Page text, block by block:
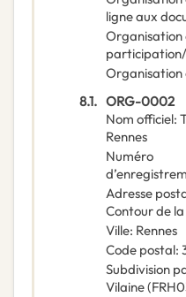
ligne aux
Organisation
Organisation
8.1. ORG-0002
Nom officiel:
Rennes
Numéro
Adresse
Contour de
Ville: Rennes
Code postal:
Subdivision
Vilaine(